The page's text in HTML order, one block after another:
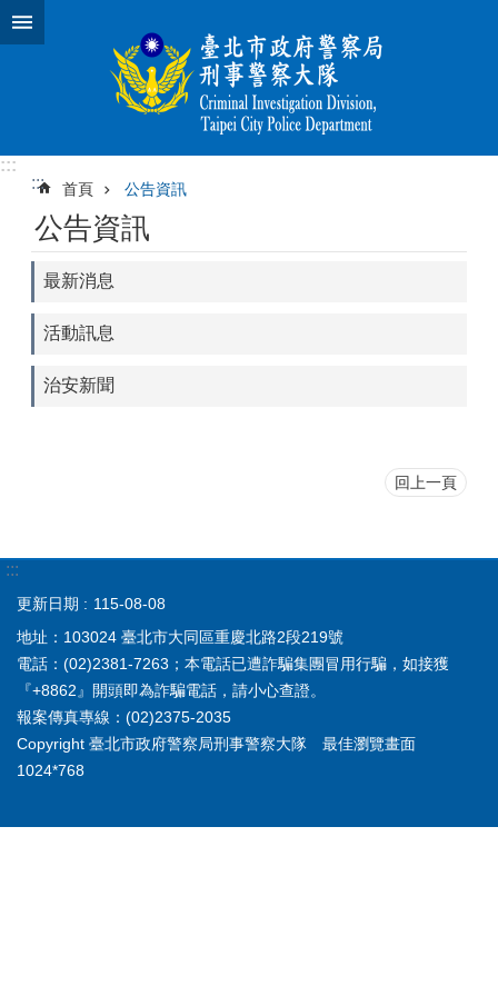
跳到主要內容區塊
:::
:::
首頁 公告資訊
公告資訊
最新消息
活動訊息
治安新聞
回上一頁
:::
更新日期
115-08-08
地址：103024 臺北市大同區重慶北路2段219號
電話：(02)2381-7263；本電話已遭詐騙集團冒用行騙，如接獲
『+8862』開頭即為詐騙電話，請小心查證。
報案傳真專線：(02)2375-2035
Copyright 臺北市政府警察局刑事警察大隊 最佳瀏覽畫面
1024*768